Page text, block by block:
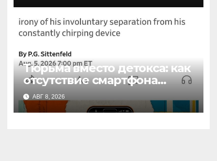
Тюрьма вместо детокса: как
отсутствие смартфона
излечило СДВГ и
думскроллинг
АВГ 8, 2026